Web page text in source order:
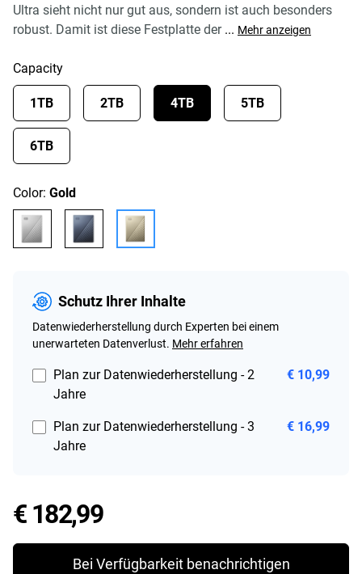
Ultra sieht nicht nur gut aus, sondern ist auch besonders
robust. Damit ist diese Festplatte der ... Mehr anzeigen
Capacity
1TB 2TB 4TB 5TB
6TB
Color: Gold
Schutz Ihrer Inhalte
Datenwiederherstellung durch Experten bei einem
unerwarteten Datenverlust. Mehr erfahren
Plan zur Datenwiederherstellung - 2
Jahre
€ 10,99
Plan zur Datenwiederherstellung - 3
Jahre
€ 16,99
€ 182,99Price € 182,99
Bei Verfügbarkeit benachrichtigen